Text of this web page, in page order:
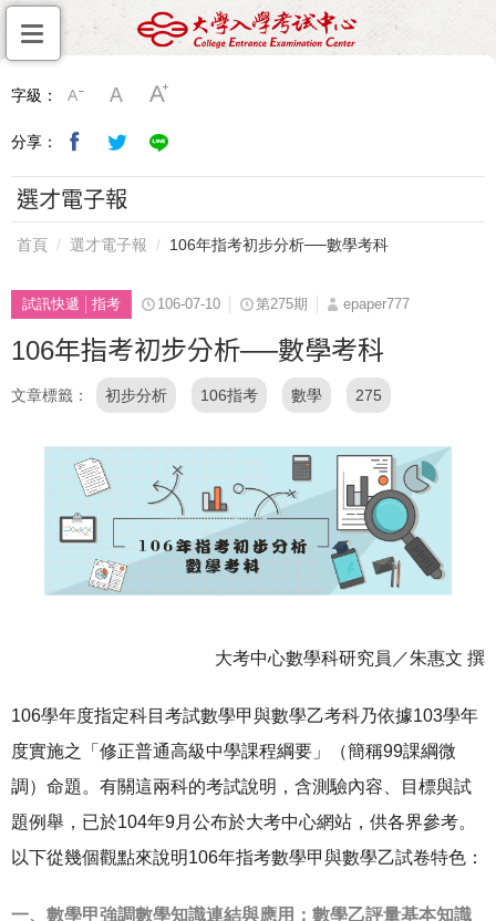
字級：
分享：
選才電子報
首頁 選才電子報 106年指考初步分析──數學考科
試訊快遞 指考 106-07-10 第275期 epaper777
106年指考初步分析──數學考科
文章標籤 初步分析 106指考 數學 275
大考中心數學科研究員／朱惠文 撰
106學年度指定科目考試數學甲與數學乙考科乃依據103學年
度實施之「修正普通高級中學課程綱要」（簡稱99課綱微
調）命題。有關這兩科的考試說明，含測驗內容、目標與試
題例舉，已於104年9月公布於大考中心網站，供各界參考。
以下從幾個觀點來說明106年指考數學甲與數學乙試卷特色：
一、數學甲強調數學知識連結與應用；數學乙評量基本知識